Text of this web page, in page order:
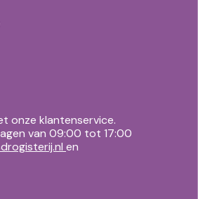
onze klantenservice.
van 09:00 tot 17:00
en